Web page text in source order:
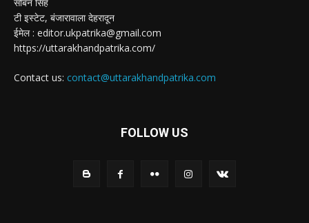
टी इस्टेट, बंजारावाला देहरादून
ईमेल : editor.ukpatrika@gmail.com
https://uttarakhandpatrika.com/
Contact us: contact@uttarakhandpatrika.com
FOLLOW US